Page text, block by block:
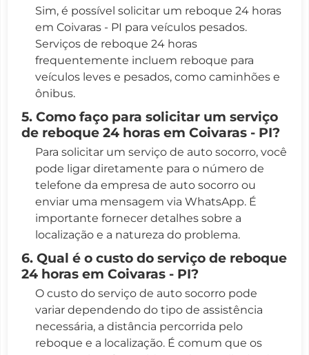
Sim, é possível solicitar um reboque 24 horas
em Coivaras - PI para veículos pesados.
Serviços de reboque 24 horas
frequentemente incluem reboque para
veículos leves e pesados, como caminhões e
ônibus.
5. Como faço para solicitar um serviço
de reboque 24 horas em Coivaras - PI?
Para solicitar um serviço de auto socorro, você
pode ligar diretamente para o número de
telefone da empresa de auto socorro ou
enviar uma mensagem via WhatsApp. É
importante fornecer detalhes sobre a
localização e a natureza do problema.
6. Qual é o custo do serviço de reboque
24 horas em Coivaras - PI?
O custo do serviço de auto socorro pode
variar dependendo do tipo de assistência
necessária, a distância percorrida pelo
reboque e a localização. É comum que os